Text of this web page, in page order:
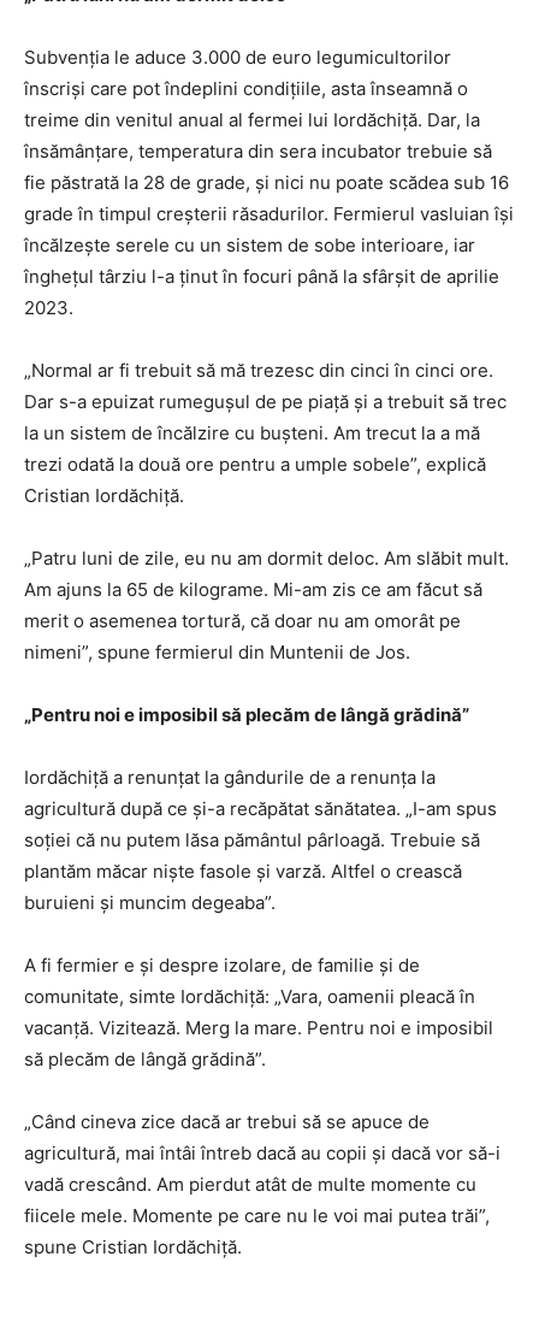
Subvenția le aduce 3.000 de euro legumicultorilor
înscriși care pot îndeplini condițiile, asta înseamnă o
treime din venitul anual al fermei lui Iordăchiță. Dar, la
însămânțare, temperatura din sera incubator trebuie să
fie păstrată la 28 de grade, și nici nu poate scădea sub 16
grade în timpul creșterii răsadurilor. Fermierul vasluian își
încălzește serele cu un sistem de sobe interioare, iar
înghețul târziu l-a ținut în focuri până la sfârșit de aprilie
2023.
„Normal ar fi trebuit să mă trezesc din cinci în cinci ore.
Dar s-a epuizat rumegușul de pe piață și a trebuit să trec
la un sistem de încălzire cu bușteni. Am trecut la a mă
trezi odată la două ore pentru a umple sobele”, explică
Cristian Iordăchiță.
„Patru luni de zile, eu nu am dormit deloc. Am slăbit mult.
Am ajuns la 65 de kilograme. Mi-am zis ce am făcut să
merit o asemenea tortură, că doar nu am omorât pe
nimeni”, spune fermierul din Muntenii de Jos.
„Pentru noi e imposibil să plecăm de lângă grădină”
Iordăchiță a renunțat la gândurile de a renunța la
agricultură după ce și-a recăpătat sănătatea. „I-am spus
soției că nu putem lăsa pământul pârloagă. Trebuie să
plantăm măcar niște fasole și varză. Altfel o crească
buruieni și muncim degeaba”.
A fi fermier e și despre izolare, de familie și de
comunitate, simte Iordăchiță: „Vara, oamenii pleacă în
vacanță. Vizitează. Merg la mare. Pentru noi e imposibil
să plecăm de lângă grădină”.
„Când cineva zice dacă ar trebui să se apuce de
agricultură, mai întâi întreb dacă au copii și dacă vor să-i
vadă crescând. Am pierdut atât de multe momente cu
fiicele mele. Momente pe care nu le voi mai putea trăi”,
spune Cristian Iordăchiță.